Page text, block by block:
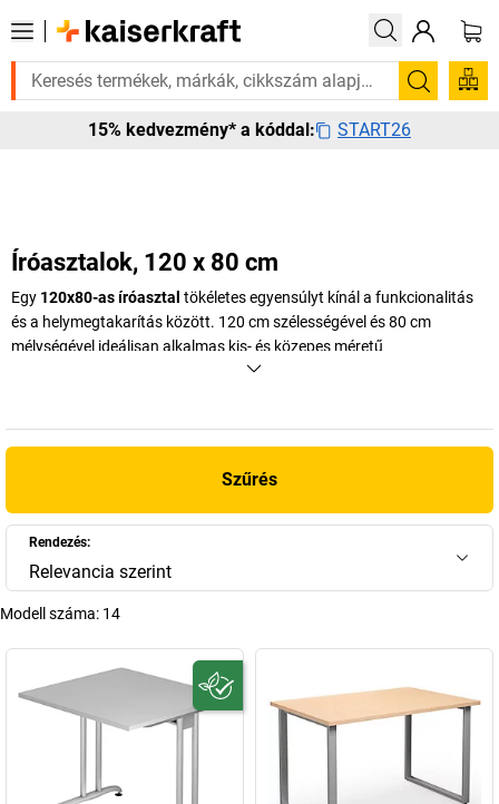
van rá? Válogatott bestseller termékeinket 3–4 munkanapon
Keresés
15% kedvezmény* a kóddal: START26
Íróasztalok, 120 x 80 cm
Egy 120x80-as íróasztal tökéletes egyensúlyt kínál a funkcionalitás
és a helymegtakarítás között. 120 cm szélességével és 80 cm
mélységével ideálisan alkalmas kis- és közepes méretű
irodahelyiségekbe, home office munkahelyekre vagy kiegészítő
hogy a munkaterület zsúfolttá válna.
80-as íróasztalmodelleket, amelyek minőséget, dizájnt és
mindennapi használhatóságot ötvöznek. Legyen szó klasszikus,
modern vagy minimalista stílusról – irodai asztalaink stabil
tűnnek ki. Egy 120x80-as irodai asztal
különböző munkakörnyezetekhez, és megbízható alapot nyújt a
produktív munkavégzéshez. Aki extra tárolóhelyre van szüksége,
választhat megfelelő aláépítményes vagy konténeres megoldásokat
kínáló modellekből, amelyek rendet és struktúrát teremtenek.
Szűrés
Rendezés:
Relevancia szerint
Modell száma: 14